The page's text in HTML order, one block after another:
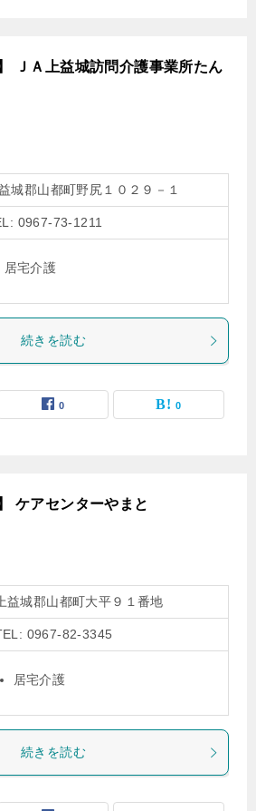
ＪＡ上益城訪問介護事業所たん
益城郡山都町野尻１０２９－１
0967-73-1211
居宅介護
続きを読む
0 0
ケアセンターやまと
上益城郡山都町大平９１番地
0967-82-3345
居宅介護
続きを読む